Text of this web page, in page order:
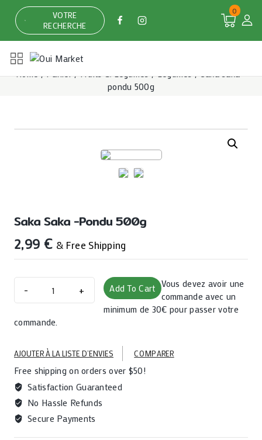
content
VOTRE
RECHERCHE
0
Home / Panier / Fruits & Légumes / Légumes / Saka saka -
pondu 500g
Saka Saka -pondu 500g
2,99 € & Free Shipping
saka
pondu
quantity
Add To Cart Vous devez avoir une
commande avec un
minimum de 30€ pour passer votre
commande.
AJOUTER À LA LISTE D’ENVIES COMPARER
Free shipping on orders over $50!
Satisfaction Guaranteed
No Hassle Refunds
Secure Payments